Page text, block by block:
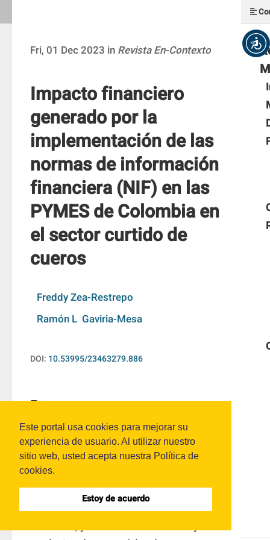
Este portal usa cookies para mejorar su
experiencia de usuario. Al utilizar nuestro
sitio web, usted acepta nuestra Política de
cookies.
Estoy de acuerdo
Fri, 01 Dec 2023 in Revista En-Contexto
Impacto financiero
generado por la
implementación de las
normas de información
financiera (NIF) en las
PYMES de Colombia en
el sector curtido de
cueros
Freddy Zea-Restrepo
Ramón L  Gaviria-Mesa
DOI: 10.53995/23463279.886
Resumen:
El presente artículo cuantifica el impacto
en la rentabilidad del activo (ROA) y la
rentabilidad del Patrimonio (ROE) de la
implementación de las NIF en las
empresas del sector curtido y recurtido
de cueros, y fabricación de calzado y